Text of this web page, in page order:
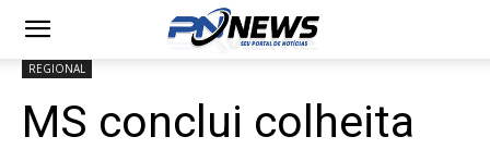
REGIONAL
MS conclui colheita